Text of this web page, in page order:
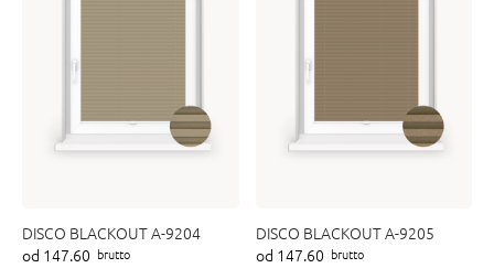
DISCO BLACKOUT A-9204
od 147.60 brutto
DISCO BLACKOUT A-9205
od 147.60 brutto